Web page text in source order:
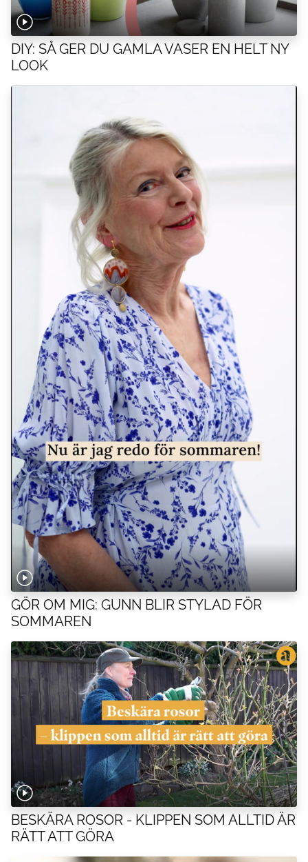
DIY: SÅ GER DU GAMLA VASER EN HELT NY
LOOK
GÖR OM MIG: GUNN BLIR STYLAD FÖR
SOMMAREN
BESKÄRA ROSOR - KLIPPEN SOM ALLTID ÄR
RÄTT ATT GÖRA